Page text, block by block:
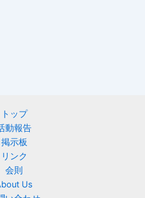
トップ
動報告
掲示板
リンク
会則
Us